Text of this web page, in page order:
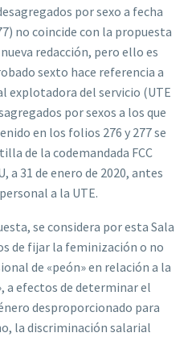
por sexo a fecha
no coincide con la propuesta
redacción, pero ello es
sexto hace referencia a
explotadora del servicio (UTE
por sexos a los que
en los folios 276 y 277 se
de la codemandada FCC
a 31 de enero de 2020, antes
a la UTE.
se considera por esta Sala
de f‌ijar la feminización o no
de «peón» en relación a la
a efectos de determinar el
desproporcionado para
la discriminación salarial